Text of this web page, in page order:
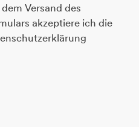
Versand des
akzeptiere ich die